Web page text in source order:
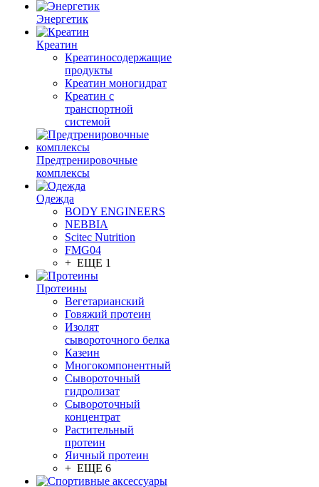
Энергетик
Креатин
Креатиносодержащие
продукты
Креатин моногидрат
Креатин с
транспортной
системой
Предтренировочные
комплексы
Одежда
BODY ENGINEERS
NEBBIA
Scitec Nutrition
FMG04
+ ЕЩЕ 1
Протеины
Вегетарианский
Говяжий протеин
Изолят
сывороточного белка
Казеин
Многокомпонентный
Сывороточный
гидролизат
Сывороточный
концентрат
Растительный
протеин
Яичный протеин
+ ЕЩЕ 6